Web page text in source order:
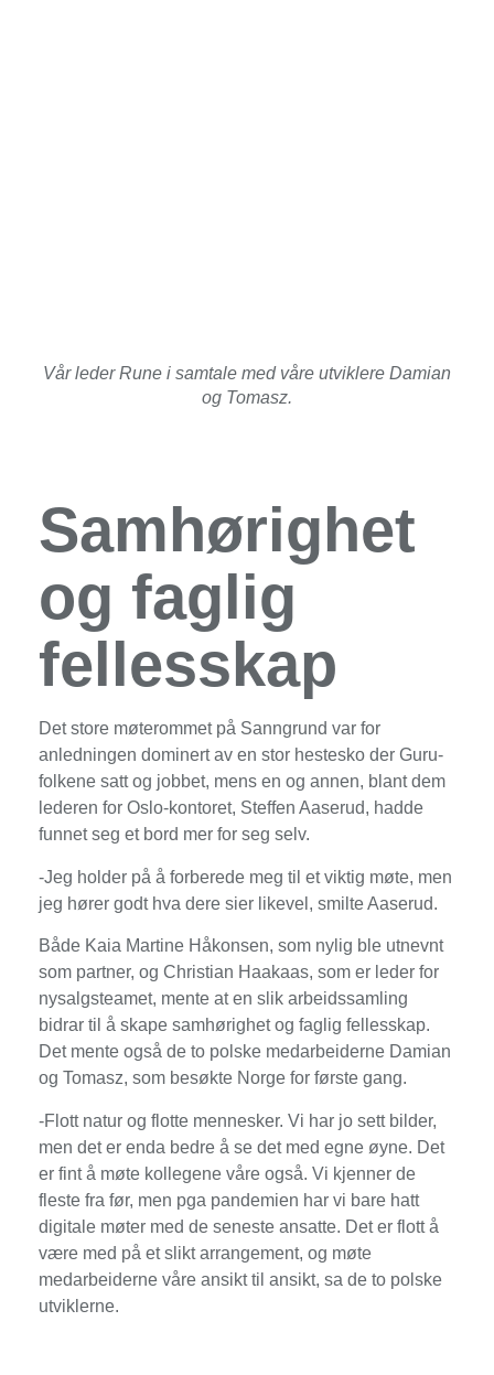
Vår leder Rune i samtale med våre utviklere Damian
og Tomasz.
Samhørighet
og faglig
fellesskap
Det store møterommet på Sanngrund var for
anledningen dominert av en stor hestesko der Guru-
folkene satt og jobbet, mens en og annen, blant dem
lederen for Oslo-kontoret, Steffen Aaserud, hadde
funnet seg et bord mer for seg selv.
-Jeg holder på å forberede meg til et viktig møte, men
jeg hører godt hva dere sier likevel, smilte Aaserud.
Både Kaia Martine Håkonsen, som nylig ble utnevnt
som partner, og Christian Haakaas, som er leder for
nysalgsteamet, mente at en slik arbeidssamling
bidrar til å skape samhørighet og faglig fellesskap.
Det mente også de to polske medarbeiderne Damian
og Tomasz, som besøkte Norge for første gang.
-Flott natur og flotte mennesker. Vi har jo sett bilder,
men det er enda bedre å se det med egne øyne. Det
er fint å møte kollegene våre også. Vi kjenner de
fleste fra før, men pga pandemien har vi bare hatt
digitale møter med de seneste ansatte. Det er flott å
være med på et slikt arrangement, og møte
medarbeiderne våre ansikt til ansikt, sa de to polske
utviklerne.